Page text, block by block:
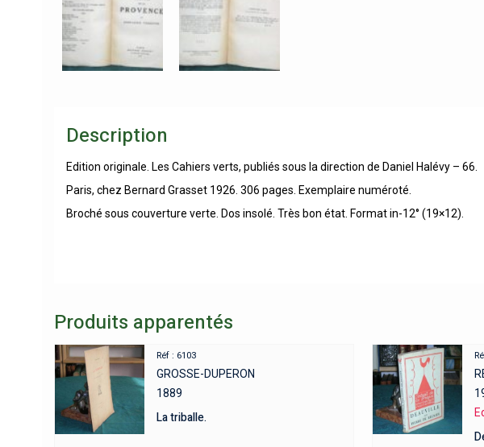
Description
Edition originale. Les Cahiers verts, publiés sous la direction de Daniel Halévy – 66.
Paris, chez Bernard Grasset 1926. 306 pages. Exemplaire numéroté.
Broché sous couverture verte. Dos insolé. Très bon état. Format in-12° (19×12).
Produits apparentés
Réf : 6103
GROSSE-DUPERON
1889
La triballe.